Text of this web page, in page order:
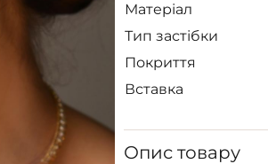
Матеріал
Тип застібки
Покриття
Вставка
Опис товару